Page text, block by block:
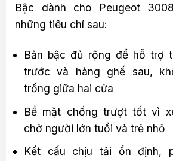
Bậc dành cho Peugeot
những tiêu chí sau:
Bản bậc đủ rộng để hỗ trợ
trước và hàng ghế sau,
trống giữa hai cửa
Bề mặt chống trượt tốt vì
chở người lớn tuổi và trẻ nhỏ
Kết cấu chịu tải ổn định,